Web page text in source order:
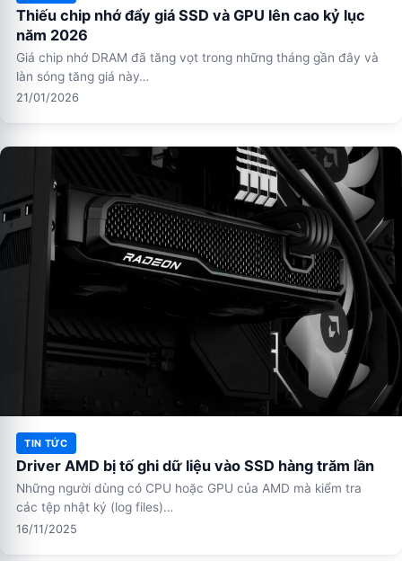
Thiếu chip nhớ đẩy giá SSD và GPU lên cao kỷ lục
năm 2026
Giá chip nhớ DRAM đã tăng vọt trong những tháng gần đây và
làn sóng tăng giá này…
21/01/2026
TIN TỨC
Driver AMD bị tố ghi dữ liệu vào SSD hàng trăm lần
Những người dùng có CPU hoặc GPU của AMD mà kiểm tra
các tệp nhật ký (log files)…
16/11/2025